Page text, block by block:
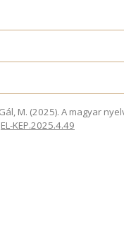
Gál, M. (2025). A magyar
KEP.2025.4.49